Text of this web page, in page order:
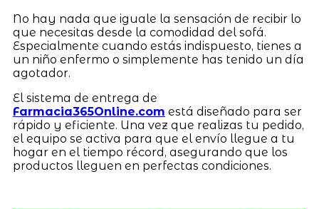
No hay nada que iguale la sensación de recibir lo
que necesitas desde la comodidad del sofá.
Especialmente cuando estás indispuesto, tienes a
un niño enfermo o simplemente has tenido un día
agotador.
El sistema de entrega de
Farmacia365Online.com está diseñado para ser
rápido y eficiente. Una vez que realizas tu pedido,
el equipo se activa para que el envío llegue a tu
hogar en el tiempo récord, asegurando que los
productos lleguen en perfectas condiciones.